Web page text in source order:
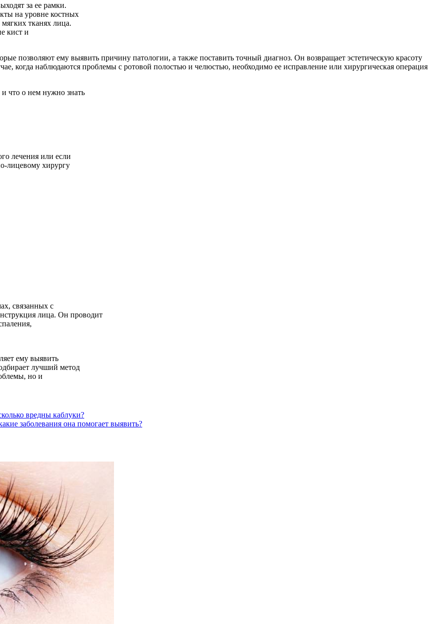
за ее рамки.
на уровне костных
тканях лица.
кист и
позволяют ему выявить причину патологии, а также поставить точный диагноз. Он возвращает эстетическую красоту
когда наблюдаются проблемы с ротовой полостью и челюстью, необходимо ее исправление или хирургическая операция
лечения или если
лицевому хирургу
связанных с
лица. Он проводит
ему выявить
лучший метод
но и
вредны каблуки?
заболевания она помогает выявить?